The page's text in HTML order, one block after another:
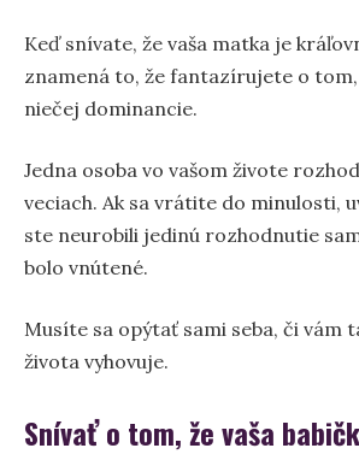
Keď snívate, že vaša matka je
znamená to, že fantazírujete o
niečej dominancie.
Jedna osoba vo vašom živote
veciach. Ak sa vrátite do minulosti,
ste neurobili jedinú rozhodnutie
bolo vnútené.
Musíte sa opýtať sami seba, či vám
života vyhovuje.
Snívať o tom, že vaša